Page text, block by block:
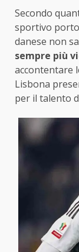
Secondo
sportivo
danese non
sempre più
accontentare
Lisbona
per il talento